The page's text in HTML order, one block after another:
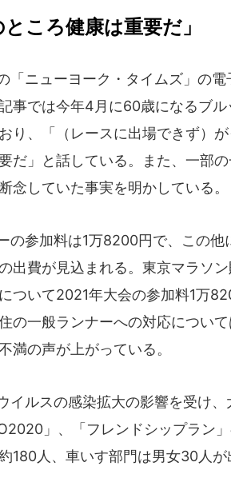
ところ健康は重要だ」
「ニューヨーク・タイムズ」の
事では今年4月に60歳になるブ
り、「（レースに出場できず）
だ」と話している。また、一部
念していた事実を明かしている。
の参加料は1万8200円で、この
出費が見込まれる。東京マラソ
ついて2021年大会の参加料1万
の一般ランナーへの対応につい
満の声が上がっている。
イルスの感染拡大の影響を受け
」、「フレンドシップラン
180人、車いす部門は男女30人が